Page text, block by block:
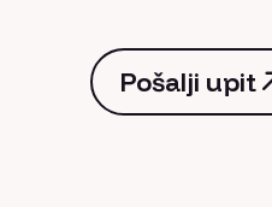
Pošalji upit
Pošalji upit